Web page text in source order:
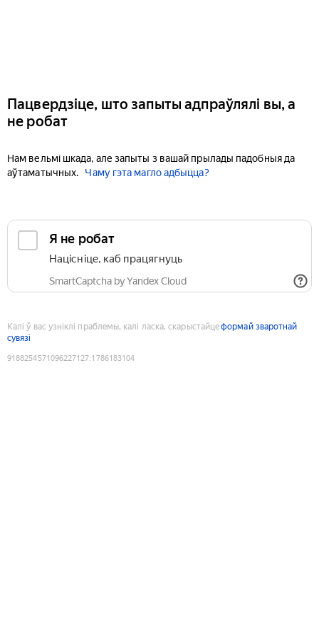
Пацвердзіце, што запыты адпраўлялі вы, а
не робат
Нам вельмі шкада, але запыты з вашай прылады падобныя да
аўтаматычных.
Чаму гэта магло адбыцца?
Я не робат
Націсніце, каб працягнуць
SmartCaptcha by Yandex Cloud
Калі ў вас узніклі праблемы, калі ласка, скарыстайцеформай зваротнай
сувязі
9188254571096227127:1786183104